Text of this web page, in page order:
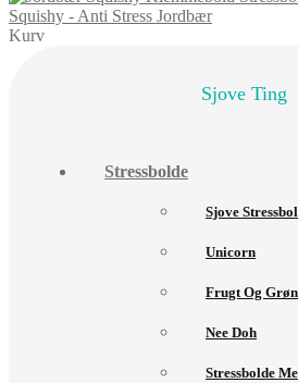
Squishy - Anti Stress Jordbær
Kurv
Sjove Ting
Stressbolde
Sjove
Unicorn
Frugt Og
Nee Doh
Stressbolde